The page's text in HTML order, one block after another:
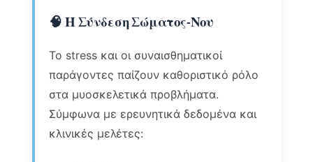
🧠 Η Σύνδεση Σώματος-Νου
Το stress και οι συναισθηματικοί
παράγοντες παίζουν καθοριστικό ρόλο
στα μυοσκελετικά προβλήματα.
Σύμφωνα με ερευνητικά δεδομένα και
κλινικές μελέτες: